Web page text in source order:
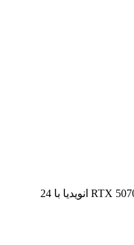
مشخصات RTX 5070 Ti SUPER انویدیا با 24